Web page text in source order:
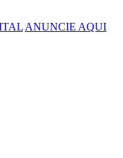
ANUNCIE AQUI